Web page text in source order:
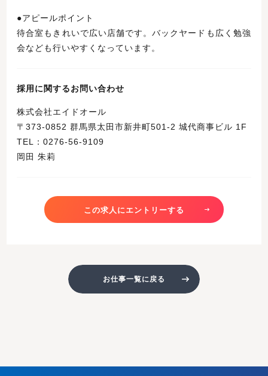
●アピールポイント
待合室もきれいで広い店舗です。バックヤードも広く勉強
会なども行いやすくなっています。
採用に関するお問い合わせ
株式会社エイドオール
〒373-0852 群馬県太田市新井町501-2 城代商事ビル 1F
TEL：0276-56-9109
岡田 朱莉
この求人にエントリーする
お仕事一覧に戻る